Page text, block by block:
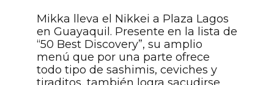
Mikka lleva el Nikkei a Plaza Lagos
en Guayaquil. Presente en la lista de
“50 Best Discovery”, su amplio
menú que por una parte ofrece
todo tipo de sashimis, ceviches y
tiraditos, también logra sacudirse